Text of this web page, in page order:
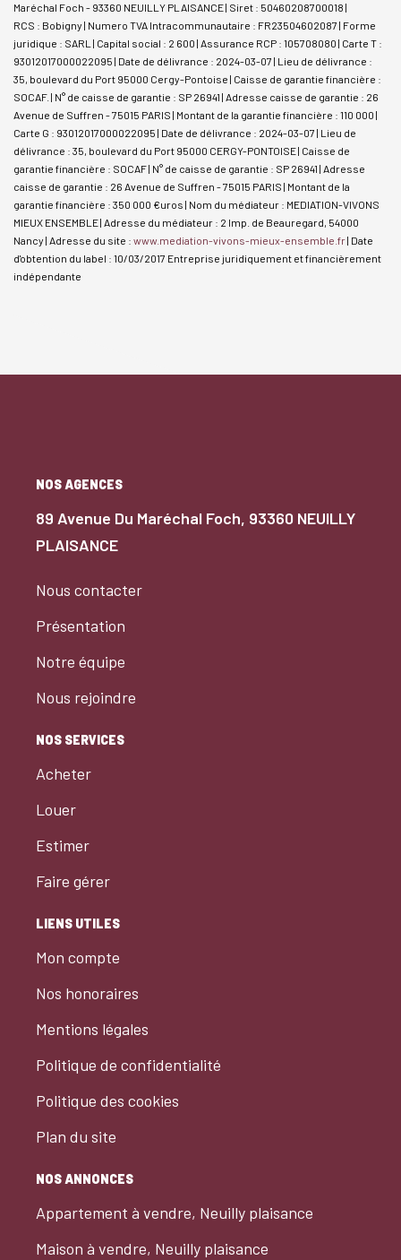
Maréchal Foch - 93360 NEUILLY PLAISANCE | Siret : 50460208700018 |
RCS : Bobigny | Numero TVA Intracommunautaire : FR23504602087 | Forme
juridique : SARL | Capital social : 2 600 | Assurance RCP : 105708080 | Carte T :
93012017000022095 | Date de délivrance : 2024-03-07 | Lieu de délivrance :
35, boulevard du Port 95000 Cergy-Pontoise | Caisse de garantie financière :
SOCAF. | N° de caisse de garantie : SP 26941 | Adresse caisse de garantie : 26
Avenue de Suffren - 75015 PARIS | Montant de la garantie financière : 110 000 |
Carte G : 93012017000022095 | Date de délivrance : 2024-03-07 | Lieu de
délivrance : 35, boulevard du Port 95000 CERGY-PONTOISE | Caisse de
garantie financière : SOCAF | N° de caisse de garantie : SP 26941 | Adresse
caisse de garantie : 26 Avenue de Suffren - 75015 PARIS | Montant de la
garantie financière : 350 000 €uros | Nom du médiateur : MEDIATION-VIVONS
MIEUX ENSEMBLE | Adresse du médiateur : 2 Imp. de Beauregard, 54000
Nancy | Adresse du site : www.mediation-vivons-mieux-ensemble.fr| Date
d'obtention du label : 10/03/2017 Entreprise juridiquement et financièrement
indépendante
NOS AGENCES
89 Avenue Du Maréchal Foch, 93360 NEUILLY
PLAISANCE
Nous contacter
Présentation
Notre équipe
Nous rejoindre
NOS SERVICES
Acheter
Louer
Estimer
Faire gérer
LIENS UTILES
Mon compte
Nos honoraires
Mentions légales
Politique de confidentialité
Politique des cookies
Plan du site
NOS ANNONCES
Appartement à vendre, Neuilly plaisance
Maison à vendre, Neuilly plaisance